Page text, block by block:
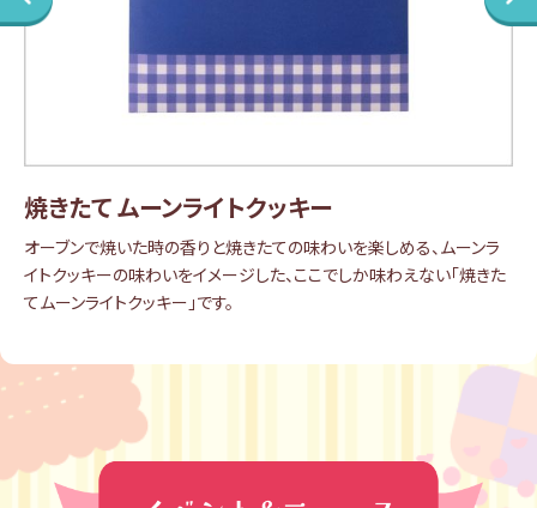
焼きたて ムーンライトクッキー
オーブンで焼いた時の香りと焼きたての味わいを楽しめる、ムーンラ
イトクッキーの味わいをイメージした、ここでしか味わえない「焼きた
てムーンライトクッキー」です。